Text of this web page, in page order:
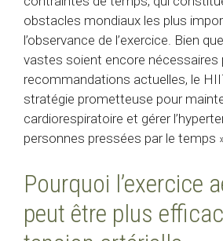
obstacles mondiaux les plus
l’observance de l’exercice. Bien
vastes soient encore nécessaires
recommandations actuelles, le
stratégie prometteuse pour
cardiorespiratoire et gérer
personnes pressées par le temps
Pourquoi l’exercice
peut être plus